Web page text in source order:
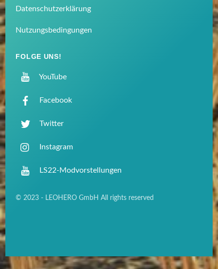
Back
Datenschutzerklärung
Nutzungsbedingungen
FOLGE UNS!
YouTube
Facebook
Twitter
Instagram
LS22-Modvorstellungen
© 2023 - LEOHERO GmbH All rights reserved